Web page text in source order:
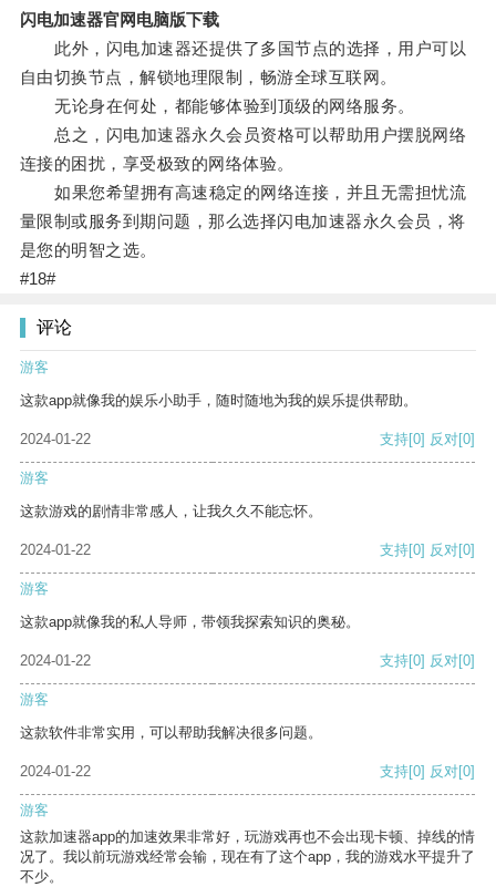
闪电加速器官网电脑版下载
此外，闪电加速器还提供了多国节点的选择，用户可以
自由切换节点，解锁地理限制，畅游全球互联网。
无论身在何处，都能够体验到顶级的网络服务。
总之，闪电加速器永久会员资格可以帮助用户摆脱网络
连接的困扰，享受极致的网络体验。
如果您希望拥有高速稳定的网络连接，并且无需担忧流
量限制或服务到期问题，那么选择闪电加速器永久会员，将
是您的明智之选。
#18#
评论
游客
这款app就像我的娱乐小助手，随时随地为我的娱乐提供帮助。
2024-01-22 支持[0] 反对[0]
游客
这款游戏的剧情非常感人，让我久久不能忘怀。
2024-01-22 支持[0] 反对[0]
游客
这款app就像我的私人导师，带领我探索知识的奥秘。
2024-01-22 支持[0] 反对[0]
游客
这款软件非常实用，可以帮助我解决很多问题。
2024-01-22 支持[0] 反对[0]
游客
这款加速器app的加速效果非常好，玩游戏再也不会出现卡顿、掉线的情
况了。我以前玩游戏经常会输，现在有了这个app，我的游戏水平提升了
不少。